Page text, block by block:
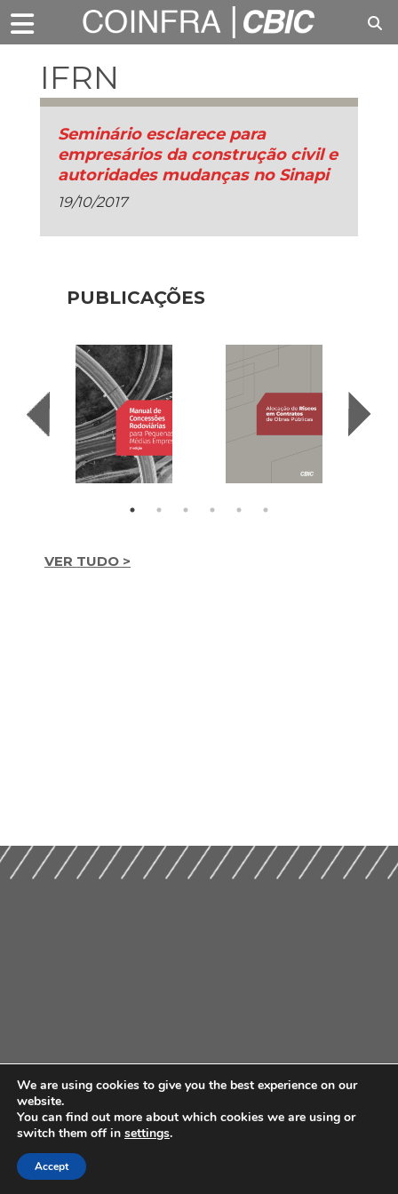
IFRN
Seminário esclarece para
empresários da construção civil e
autoridades mudanças no Sinapi
19/10/2017
PUBLICAÇÕES
VER TUDO >
We are using cookies to give you the best experience on our
website.
You can find out more about which cookies we are using or
switch them off in settings.
Accept